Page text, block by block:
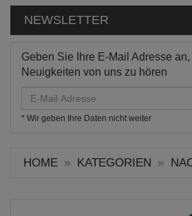
NEWSLETTER
Geben Sie Ihre E-Mail Adresse
Neuigkeiten von uns zu hören
Mail
Adresse
* Wir geben Ihre Daten nicht weiter
HOME KATEGORIEN